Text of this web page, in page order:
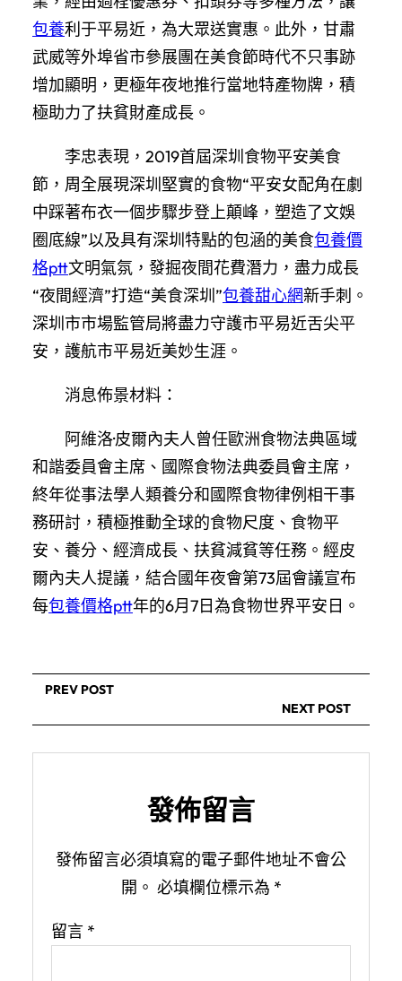
包養利于平易近，為大眾送實惠。此外，甘肅
武威等外埠省市參展團在美食節時代不只事跡
增加顯明，更極年夜地推行當地特產物牌，積
極助力了扶貧財產成長。
李忠表現，2019首屆深圳食物平安美食
節，周全展現深圳堅實的食物“平安女配角在劇
中踩著布衣一個步驟步登上顛峰，塑造了文娛
圈底線”以及具有深圳特點的包涵的美食包養價
格ptt文明氣氛，發掘夜間花費潛力，盡力成長
“夜間經濟”打造“美食深圳”包養甜心網新手刺。
深圳市市場監管局將盡力守護市平易近舌尖平
安，護航市平易近美妙生涯。
消息佈景材料：
阿維洛·皮爾內夫人曾任歐洲食物法典區域
和諧委員會主席、國際食物法典委員會主席，
終年從事法學人類養分和國際食物律例相干事
務研討，積極推動全球的食物尺度、食物平
安、養分、經濟成長、扶貧減貧等任務。經皮
爾內夫人提議，結合國年夜會第73屆會議宣布
每包養價格ptt年的6月7日為食物世界平安日。
PREV POST
NEXT POST
發佈留言
發佈留言必須填寫的電子郵件地址不會公
開。 必填欄位標示為 *
留言 *